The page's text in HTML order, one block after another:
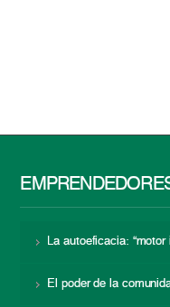
La autoeficacia:
El poder de la